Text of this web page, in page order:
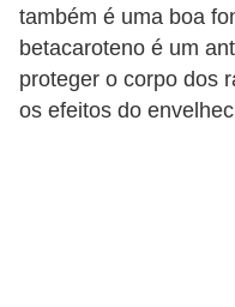
também é uma boa
betacaroteno é um
proteger o corpo dos
os efeitos do